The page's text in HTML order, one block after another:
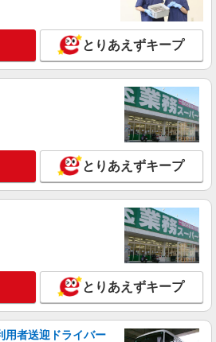
とりあえずキープ
とりあえずキープ
とりあえずキープ
用者送迎ドライバー